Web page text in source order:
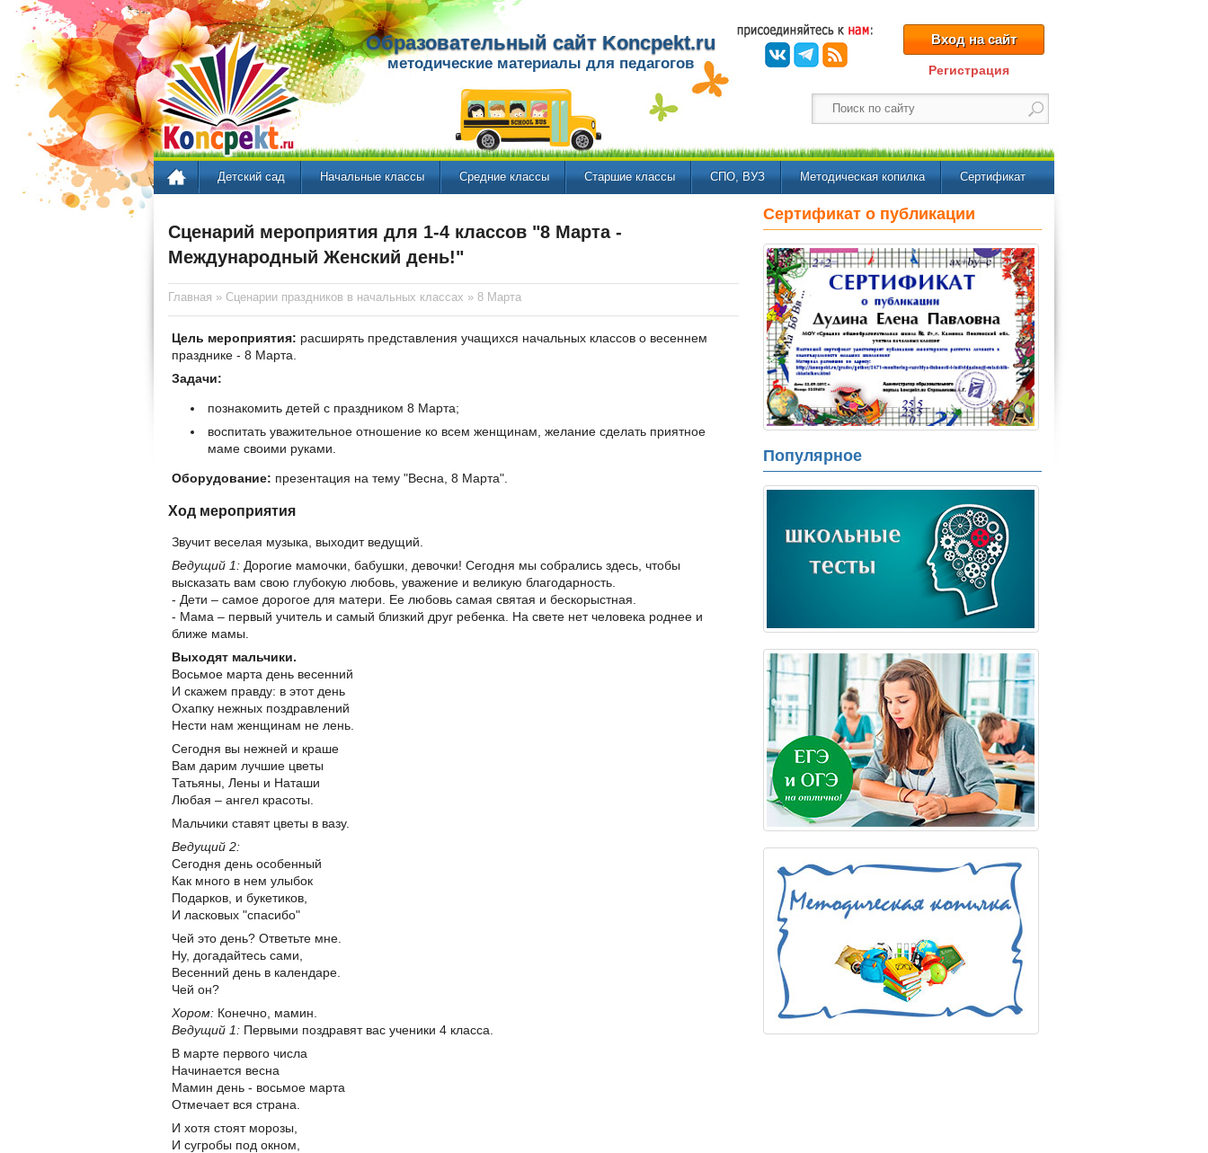
Образовательный сайт Koncpekt.ru
методические материалы для педагогов
Вход на сайт
Регистрация
Детский сад Начальные классы Средние классы Старшие классы СПО, ВУЗ Методическая копилка Сертификат
Сценарий мероприятия для 1-4 классов "8 Марта -
Международный Женский день!"
Главная » Сценарии праздников в начальных классах » 8 Марта
Цель мероприятия: расширять представления учащихся начальных классов о весеннем
празднике - 8 Марта.
Задачи:
познакомить детей с праздником 8 Марта;
воспитать уважительное отношение ко всем женщинам, желание сделать приятное
маме своими руками.
Оборудование: презентация на тему "Весна, 8 Марта".
Ход мероприятия
Звучит веселая музыка, выходит ведущий.
Ведущий 1: Дорогие мамочки, бабушки, девочки! Сегодня мы собрались здесь, чтобы
высказать вам свою глубокую любовь, уважение и великую благодарность.
- Дети – самое дорогое для матери. Ее любовь самая святая и бескорыстная.
- Мама – первый учитель и самый близкий друг ребенка. На свете нет человека роднее и
ближе мамы.
Выходят мальчики.
Восьмое марта день весенний
И скажем правду: в этот день
Охапку нежных поздравлений
Нести нам женщинам не лень.
Сегодня вы нежней и краше
Вам дарим лучшие цветы
Татьяны, Лены и Наташи
Любая – ангел красоты.
Мальчики ставят цветы в вазу.
Ведущий 2:
Сегодня день особенный
Как много в нем улыбок
Подарков, и букетиков,
И ласковых "спасибо"
Чей это день? Ответьте мне.
Ну, догадайтесь сами,
Весенний день в календаре.
Чей он?
Хором: Конечно, мамин.
Ведущий 1: Первыми поздравят вас ученики 4 класса.
В марте первого числа
Начинается весна
Мамин день - восьмое марта
Отмечает вся страна.
И хотя стоят морозы,
И сугробы под окном,
Сертификат о публикации
Популярное